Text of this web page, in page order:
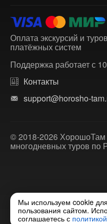
Оплата экскурсий и
платёжных систем
Поддержка работает с
Контакты
support@horosho-
© 2018-2026 ХорошоТам
многодневных туров по
Мы используем cookie
пользования сайтом.
соглашаетесь с